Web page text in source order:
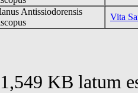
Antissiodorensis
Vita
KB latum